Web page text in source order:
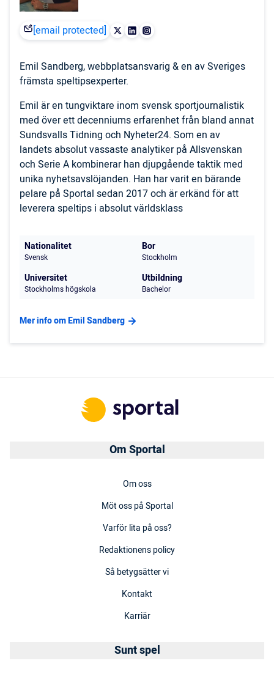
[email protected]
Emil Sandberg, webbplatsansvarig & en av Sveriges
främsta speltipsexperter.
Emil är en tungviktare inom svensk sportjournalistik
med över ett decenniums erfarenhet från bland annat
Sundsvalls Tidning och Nyheter24. Som en av
landets absolut vassaste analytiker på Allsvenskan
och Serie A kombinerar han djupgående taktik med
unika nyhetsavslöjanden. Han har varit en bärande
pelare på Sportal sedan 2017 och är erkänd för att
leverera speltips i absolut världsklass
Nationalitet
Svensk
Bor
Stockholm
Universitet
Stockholms högskola
Utbildning
Bachelor
Mer info om Emil Sandberg
Om Sportal
Om oss
Möt oss på Sportal
Varför lita på oss?
Redaktionens policy
Så betygsätter vi
Kontakt
Karriär
Sunt spel